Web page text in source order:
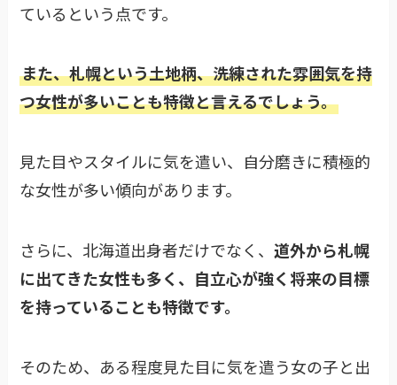
ているという点です。
また、札幌という土地柄、洗練された雰囲気を持
つ女性が多いことも特徴と言えるでしょう。
見た目やスタイルに気を遣い、自分磨きに積極的
な女性が多い傾向があります。
さらに、北海道出身者だけでなく、道外から札幌
に出てきた女性も多く、自立心が強く将来の目標
を持っていることも特徴です。
そのため、ある程度見た目に気を遣う女の子と出